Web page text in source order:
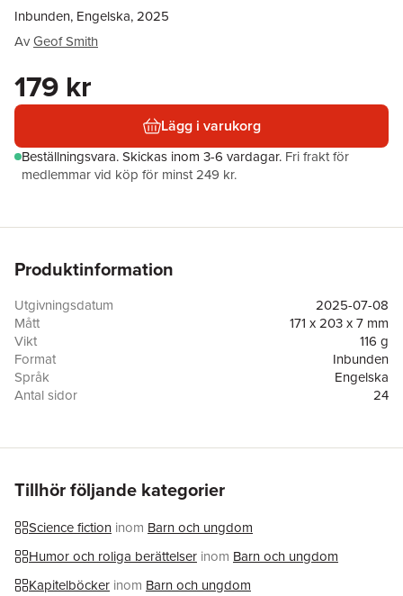
Inbunden, Engelska, 2025
AvGeof Smith
179 kr
Lägg i varukorg
Beställningsvara.Skickas inom 3-6 vardagar. Fri frakt för
medlemmar vid köp för minst 249 kr.
Produktinformation
Utgivningsdatum
2025-07-08
Mått
171 x 203 x 7 mm
Vikt
116 g
Format
Inbunden
Språk
Engelska
Antal sidor
24
ISBN
9780736444828
Tillhör följande kategorier
Science fiction inom Barn och ungdom
Humor och roliga berättelser inom Barn och ungdom
Kapitelböcker inom Barn och ungdom